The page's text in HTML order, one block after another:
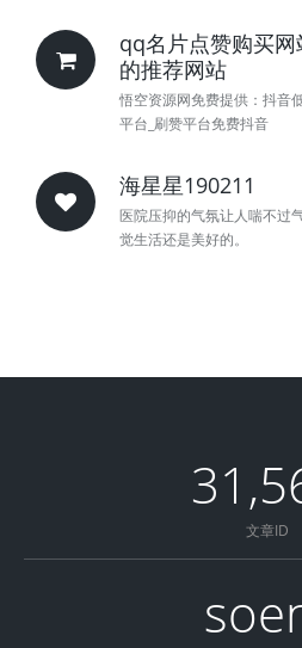
qq名片点赞购买
的推荐网站
悟空资源网免费提供：抖音
平台_刷赞平台免费抖音
海星星190211
医院压抑的气氛让人喘不过
觉生活还是美好的。
文章ID